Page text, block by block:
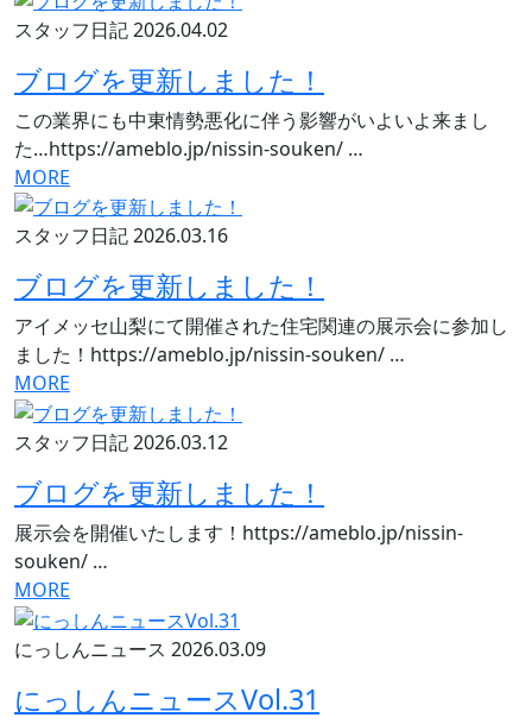
スタッフ日記2026.04.02
ブログを更新しました！
この業界にも中東情勢悪化に伴う影響がいよいよ来まし
た…https://ameblo.jp/nissin-souken/ …
MORE
スタッフ日記2026.03.16
ブログを更新しました！
アイメッセ山梨にて開催された住宅関連の展示会に参加し
ました！https://ameblo.jp/nissin-souken/ …
MORE
スタッフ日記2026.03.12
ブログを更新しました！
展示会を開催いたします！https://ameblo.jp/nissin-
souken/ …
MORE
にっしんニュース 2026.03.09
にっしんニュースVol.31